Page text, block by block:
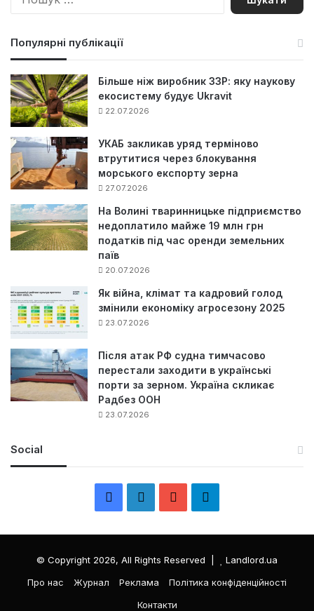
Популярні публікації
Більше ніж виробник ЗЗР: яку наукову
екосистему будує Ukravit
22.07.2026
УКАБ закликав уряд терміново
втрутитися через блокування
морського експорту зерна
27.07.2026
На Волині тваринницьке підприємство
недоплатило майже 19 млн грн
податків під час оренди земельних
паїв
20.07.2026
Як війна, клімат та кадровий голод
змінили економіку агросезону 2025
23.07.2026
Після атак РФ судна тимчасово
перестали заходити в українські
порти за зерном. Україна скликає
Радбез ООН
23.07.2026
Social
e
k
T
л
е
© Copyright 2026, All Rights Reserved |
Landlord.ua
Про нас
Журнал Реклама
Політика конфіденційності
Контакти